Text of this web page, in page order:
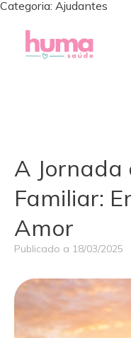
Categoria: Ajudantes
A Jornada
Familiar:
Amor
Publicado a 18/03/2025